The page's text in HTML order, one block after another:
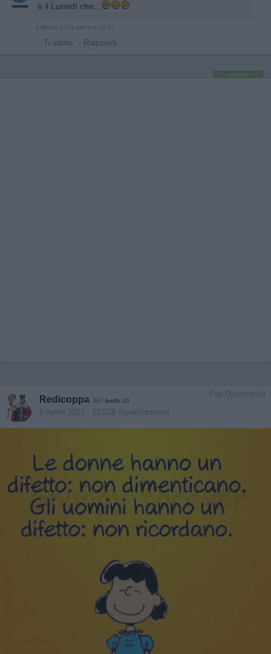
è il Lunedì che...
9 Marzo 2024 alle ore 16:42
· Ti stimo · Rispondi
pubblicità
Pari Opportunità
Redicoppa livello 10
6 Aprile 2023 - 12.528 visualizzazioni